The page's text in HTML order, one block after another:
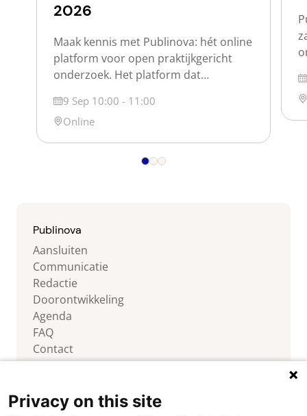
2026
Maak kennis met Publinova: hét online
platform voor open praktijkgericht
onderzoek. Het platform dat
iedereen vindbaar en zichtbaar maakt.
Publinova is een samenwerking tussen
de Nederlandse hogescholen, de
Vereniging Hogescholen, SIA en SURF.
(onderzoeks)producten, projecten,
Datum
9 Sep 10:00 - 11:00
Locatie
Online
Publinova
Aansluiten
Communicatie
Redactie
Doorontwikkeling
Agenda
FAQ
Contact
Privacy on this site